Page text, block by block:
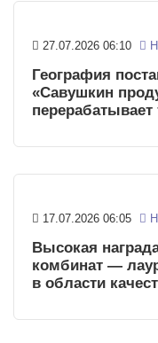
27.07.2026 06:10
География
«Савушкин
17.07.2026 06:05
Высокая
комбинат —
в области